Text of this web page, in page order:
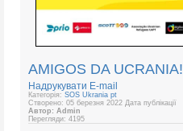
AMIGOS DA UCRANIA!
Надрукувати E-mail
Категорія: SOS Ukrania pt
Створено: 05 березня 2022 Дата публікації
Автор: Admin
Перегляди: 4195